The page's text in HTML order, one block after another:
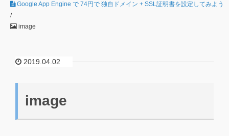
Google App Engine で 74円で 独自ドメイン + SSL証明書を設定してみよう
/
image
2019.04.02
image